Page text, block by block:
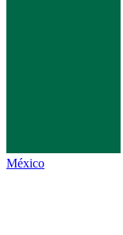
México